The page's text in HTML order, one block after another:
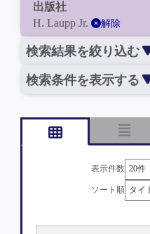
出版社
H. Laupp Jr.
解除
検索結果を絞り込む
検索条件を表示する
表示件数
ソート順